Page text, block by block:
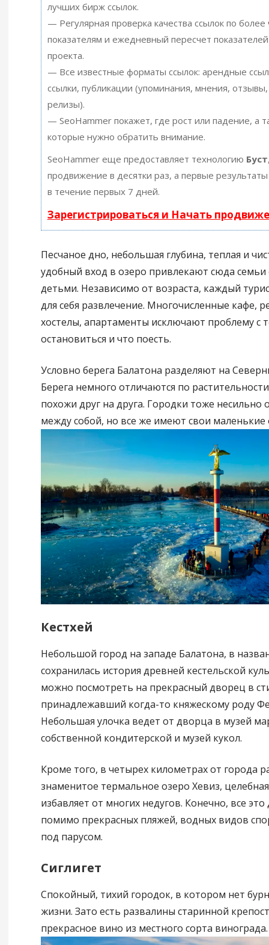
лучших бирж ссылок.
— Регулярная проверка качества ссылок по
показателям и ежедневный пересчет показателей
проекта.
— Все известные форматы ссылок: арендные
ссылки, публикации (упоминания, мнения, отзывы,
релизы).
— SeoHammer покажет, где рост или падение, а
которые нужно обратить внимание.
SeoHammer еще предоставляет технологию Буст
продвижение в десятки раз, а первые
в течение первых 7 дней.
Зарегистрироваться и Начать
Песчаное дно, небольшая глубина, теплая и
удобный вход в озеро привлекают сюда
детьми. Независимо от возраста, каждый
для себя развлечение. Многочисленные кафе,
хостелы, апартаменты исключают проблему с
остановиться и что поесть.
Условно берега Балатона разделяют на
Берега немного отличаются по
похожи друг на друга. Городки тоже несильно
между собой, но все же имеют свои маленькие
Кестхей
Небольшой город на западе Балатона, в
сохранилась история древней кестельской
можно посмотреть на прекрасный дворец в
принадлежавший когда-то княжескому роду
Небольшая улочка ведет от дворца в музей
собственной кондитерской и музей кукол.
Кроме того, в четырех километрах от города
знаменитое термальное озеро Хевиз,
избавляет от многих недугов. Конечно, все это
помимо прекрасных пляжей, водных видов
под парусом.
Сиглигет
Спокойный, тихий городок, в котором нет
жизни. Зато есть развалины старинной
прекрасное вино из местного сорта винограда.